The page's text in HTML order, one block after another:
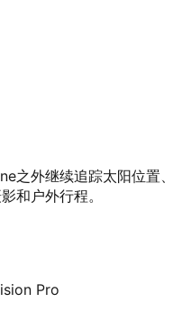
之外继续追踪太阳位置、
和户外行程。
Pro